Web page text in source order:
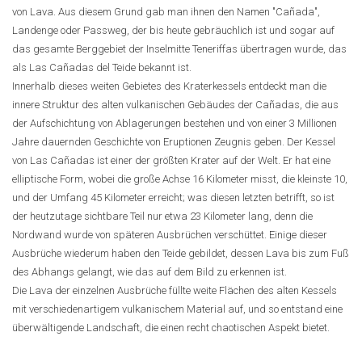
von Lava. Aus diesem Grund gab man ihnen den Namen "Cañada",
Landenge oder Passweg, der bis heute gebräuchlich ist und sogar auf
das gesamte Berggebiet der Inselmitte Teneriffas übertragen wurde, das
als Las Cañadas del Teide bekannt ist.
Innerhalb dieses weiten Gebietes des Kraterkessels entdeckt man die
innere Struktur des alten vulkanischen Gebäudes der Cañadas, die aus
der Aufschichtung von Ablagerungen bestehen und von einer 3 Millionen
Jahre dauernden Geschichte von Eruptionen Zeugnis geben. Der Kessel
von Las Cañadas ist einer der größten Krater auf der Welt. Er hat eine
elliptische Form, wobei die große Achse 16 Kilometer misst, die kleinste 10,
und der Umfang 45 Kilometer erreicht; was diesen letzten betrifft, so ist
der heutzutage sichtbare Teil nur etwa 23 Kilometer lang, denn die
Nordwand wurde von späteren Ausbrüchen verschüttet. Einige dieser
Ausbrüche wiederum haben den Teide gebildet, dessen Lava bis zum Fuß
des Abhangs gelangt, wie das auf dem Bild zu erkennen ist.
Die Lava der einzelnen Ausbrüche füllte weite Flächen des alten Kessels
mit verschiedenartigem vulkanischem Material auf, und so entstand eine
überwältigende Landschaft, die einen recht chaotischen Aspekt bietet.